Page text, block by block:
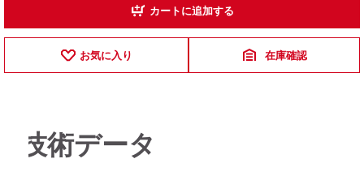
カートに追加する
お気に入り 在庫確認
技術データ